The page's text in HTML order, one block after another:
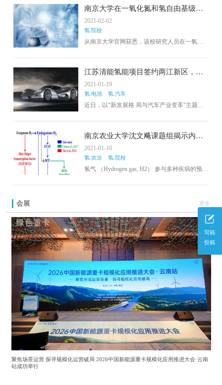
写稿
投稿
表在国际学术期刊《自然》上。
南京大学在一氧化氮和氢自由基级联
的光动力治疗领域取得进展
2021-02-02
氢.院校
从南京大学官网获悉，该校研究人员在一氧化
展，成果以“Cascade Reactions by Nitric Oxide and
Hydrogen Radical for Anti-Hypoxia Photodynamic
Therapy Using an Activatable Photosensitizer”为题
在线发表于美国化学会志(J. Am. Chem. Soc.
2021, 143, 868−878)。
江苏清能氢能项目签约两江新区，潍
柴氢燃料电池低温环境运行稳定
2021-01-19
氢.电池 氢.汽车
近日，以“新发展格 局与汽车产业变革”主题的
技术部部长王志刚发表了演讲。
南京农业大学沈文飚课题组揭示内源
氢气增强植物耐盐性的新机制
2021-01-10
氢.农业 氢.院校
氢气 （Hydrogen gas, H2） 参与多种疾病的预防
化、抗凋亡等。多项研究报道，动植物与微生
生长发育调控和非生物胁迫响应。然而，植物
内源H2的生物学功能及相关的分子机制鲜有报
道。
会展 更多
聚焦场景运营 探寻规模化运营破局 2026中国新能源重卡规模化应用推进大会·云南
站成功举行